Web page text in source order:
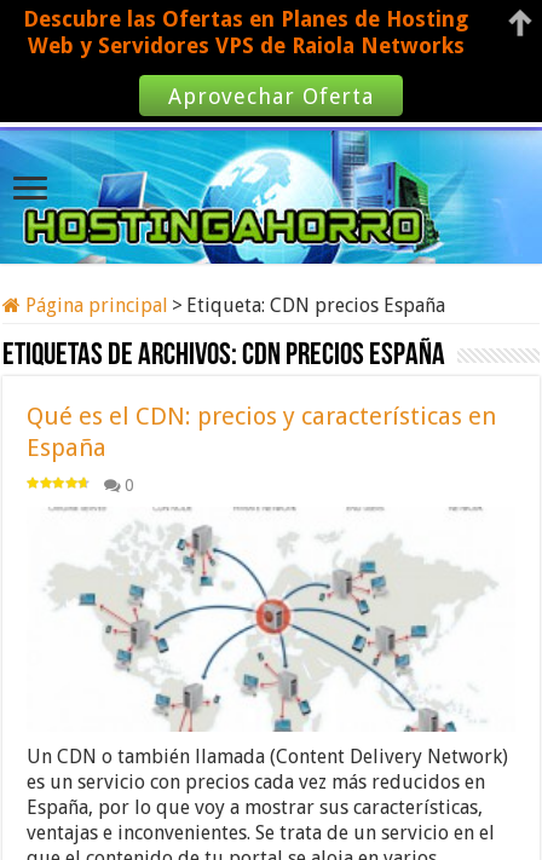
Página principal > Etiqueta:CDN precios España
Etiquetas de archivos:CDN precios España
Qué es el CDN: precios y características en
España
0
Un CDN o también llamada (Content Delivery Network)
es un servicio con precios cada vez más reducidos en
España, por lo que voy a mostrar sus características,
ventajas e inconvenientes. Se trata de un servicio en el
Descubre las Ofertas en Planes de Hosting
Web y Servidores VPS de Raiola Networks
Aprovechar Oferta